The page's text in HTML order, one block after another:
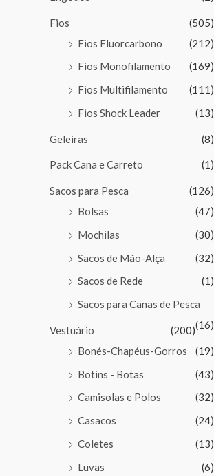
Fios
(505)
Fios Fluorcarbono
(212)
Fios Monofilamento
(169)
Fios Multifilamento
(111)
Fios Shock Leader
(13)
Geleiras (8)
Pack Cana e Carreto (1)
Sacos para Pesca
(126)
Bolsas
(47)
Mochilas
(30)
Sacos de Mão-Alça
(32)
Sacos de Rede
(1)
Sacos para Canas de Pesca
(16)
Vestuário
(200)
Bonés-Chapéus-Gorros
(19)
Botins - Botas
(43)
Camisolas e Polos
(32)
Casacos
(24)
Coletes
(13)
Luvas
(6)